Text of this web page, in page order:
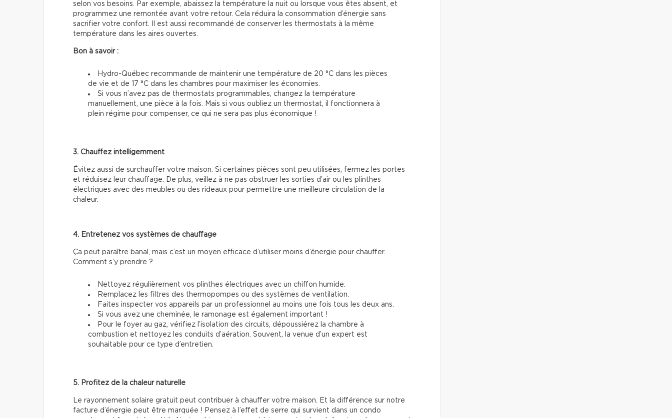
selon vos besoins. Par exemple, abaissez la température la nuit ou lorsque vous êtes absent, et
programmez une remontée avant votre retour. Cela réduira la consommation d’énergie sans
sacrifier votre confort. Il est aussi recommandé de conserver les thermostats à la même
température dans les aires ouvertes.
Bon à savoir :
Hydro-Québec recommande de maintenir une température de 20 °C dans les pièces
de vie et de 17 °C dans les chambres pour maximiser les économies.
Si vous n’avez pas de thermostats programmables, changez la température
manuellement, une pièce à la fois. Mais si vous oubliez un thermostat, il fonctionnera à
plein régime pour compenser, ce qui ne sera pas plus économique !
3. Chauffez intelligemment
Évitez aussi de surchauffer votre maison. Si certaines pièces sont peu utilisées, fermez les portes
et réduisez leur chauffage. De plus, veillez à ne pas obstruer les sorties d’air ou les plinthes
électriques avec des meubles ou des rideaux pour permettre une meilleure circulation de la
chaleur.
4. Entretenez vos systèmes de chauffage
Ça peut paraître banal, mais c’est un moyen efficace d’utiliser moins d’énergie pour chauffer.
Comment s’y prendre ?
Nettoyez régulièrement vos plinthes électriques avec un chiffon humide.
Remplacez les filtres des thermopompes ou des systèmes de ventilation.
Faites inspecter vos appareils par un professionnel au moins une fois tous les deux ans.
Si vous avez une cheminée, le ramonage est également important !
Pour le foyer au gaz, vérifiez l’isolation des circuits, dépoussiérez la chambre à
combustion et nettoyez les conduits d’aération. Souvent, la venue d’un expert est
souhaitable pour ce type d’entretien.
5. Profitez de la chaleur naturelle
Le rayonnement solaire gratuit peut contribuer à chauffer votre maison. Et la différence sur notre
facture d’énergie peut être marquée ! Pensez à l’effet de serre qui survient dans un condo